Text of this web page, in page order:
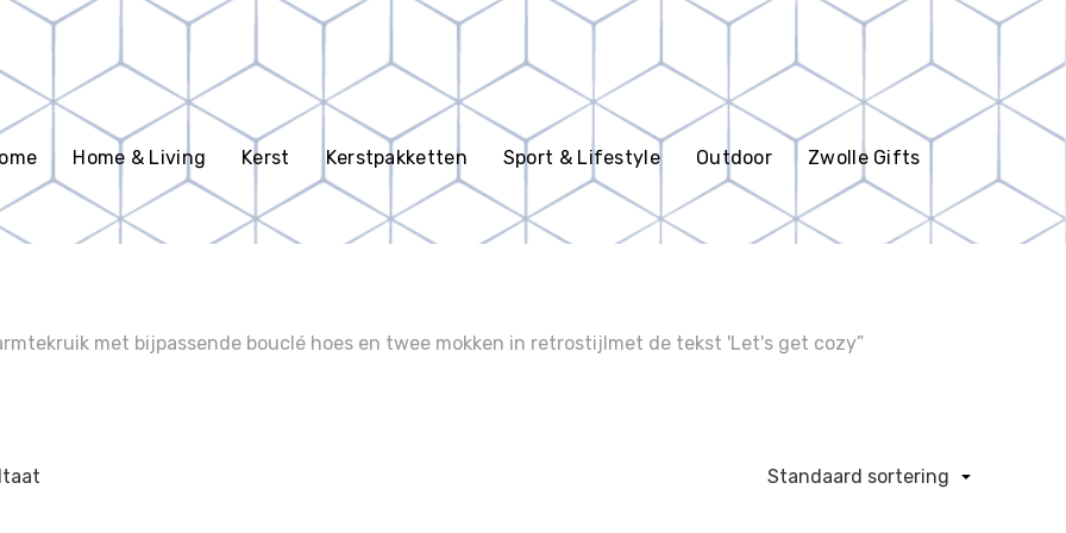
Home & Living Kerst Kerstpakketten Sport & Lifestyle Outdoor Zwolle Gifts
met bijpassende bouclé hoes en twee mokken in retrostijlmet de tekst 'Let's get cozy”